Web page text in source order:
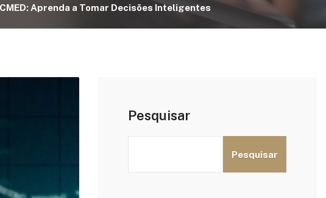
Aprenda a Tomar Decisões Inteligentes
Pesquisar
Pesquisar